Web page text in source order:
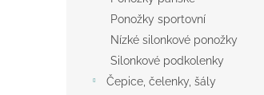
Ponožky sportovní
Nízké silonkové ponožky
Silonkové podkolenky
Čepice, čelenky, šály